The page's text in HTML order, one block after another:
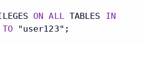
ON ALL TABLES IN
TO "user123";